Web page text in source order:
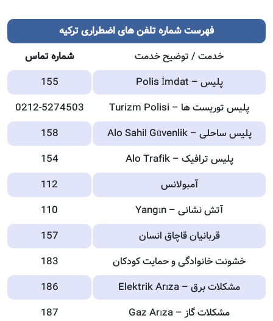
فهرست شماره تلفن های اضطراری ترکیه
خدمت / توضیح خدمت
شماره تماس
پلیس – Polis İmdat
155
پلیس توریست ها – Turizm Polisi
0212-5274503
پلیس ساحلی – Alo Sahil Güvenlik
158
پلیس ترافیک – Alo Trafik
154
آمبولانس
112
آتش نشانی – Yangın
110
قربانیان قاچاق انسان
157
خشونت خانوادگی و حمایت کودکان
183
مشکلات برق – Elektrik Arıza
186
مشکلات گاز – Gaz Arıza
187